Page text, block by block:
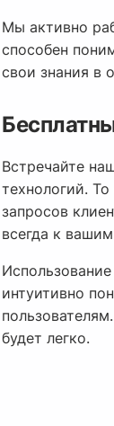
Мы активно
способен
свои знания в
Встречайте
технологий.
запросов
всегда к
интуитивно
будет легко.